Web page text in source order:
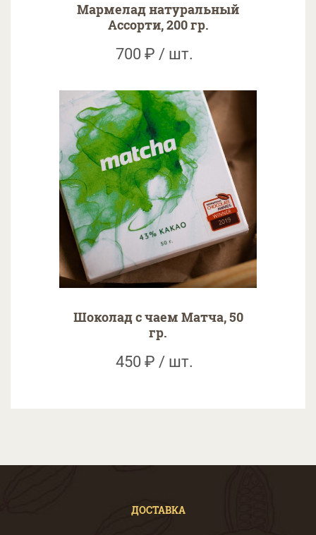
Мармелад натуральный
Ассорти, 200 гр.
700 ₽ / шт.
Шоколад с чаем Матча, 50
гр.
450 ₽ / шт.
ДОСТАВКА